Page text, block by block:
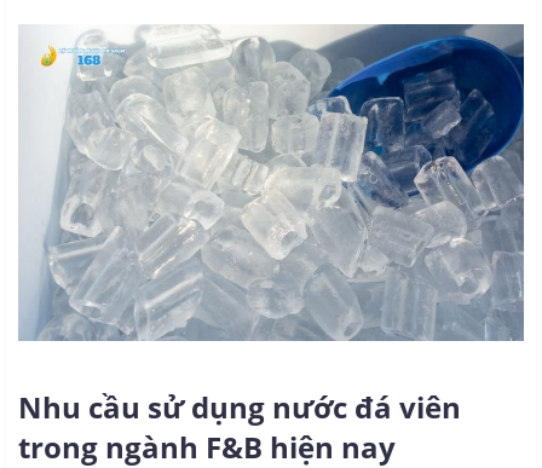
Nhu cầu sử dụng nước đá viên
trong ngành F&B hiện nay​